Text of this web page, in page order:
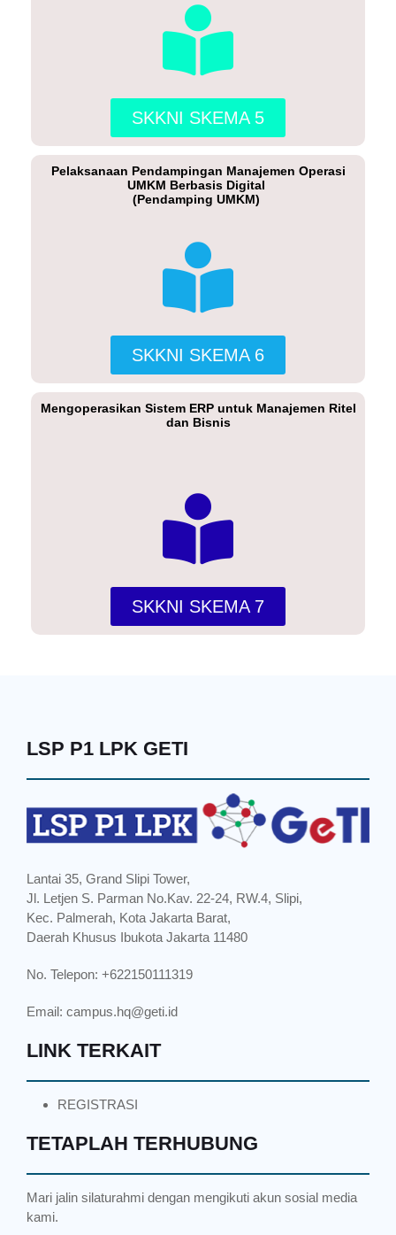
SKKNI SKEMA 5
Pelaksanaan Pendampingan Manajemen Operasi
UMKM Berbasis Digital
(Pendamping UMKM)
SKKNI SKEMA 6
Mengoperasikan Sistem ERP untuk Manajemen Ritel
dan Bisnis
SKKNI SKEMA 7
LSP P1 LPK GETI
Lantai 35, Grand Slipi Tower,
Jl. Letjen S. Parman No.Kav. 22-24, RW.4, Slipi,
Kec. Palmerah, Kota Jakarta Barat,
Daerah Khusus Ibukota Jakarta 11480
No. Telepon: +622150111319
Email: campus.hq@geti.id
LINK TERKAIT
REGISTRASI
TETAPLAH TERHUBUNG
Mari jalin silaturahmi dengan mengikuti akun sosial media
kami.